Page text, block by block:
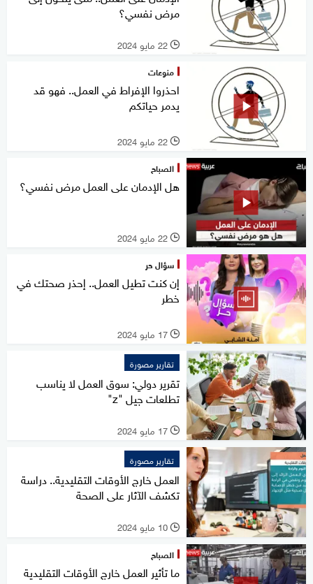
مرض نفسي؟
l 22 مايو 2024
منوعات
احذروا الإفراط في العمل.. فهو قد
يدمر حياتكم
l 22 مايو 2024
الصباح
هل الإدمان على العمل مرض نفسي؟
l 22 مايو 2024
سؤال حر
إن كنت تطيل العمل.. إحذر صحتك في
خطر
l 17 مايو 2024
تقارير مصورة
تقرير دولي: سوق العمل لا يناسب
تطلعات جيل "z"
l 17 مايو 2024
تقارير مصورة
العمل خارج الأوقات التقليدية.. دراسة
تكشف الآثار على الصحة
l 10 مايو 2024
الصباح
ما تأثير العمل خارج الأوقات التقليدية